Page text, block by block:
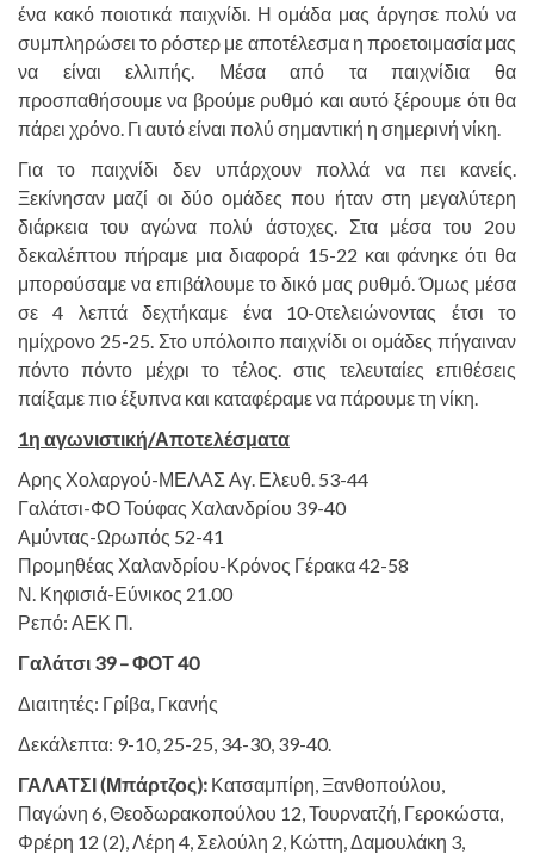
ένα κακό ποιοτικά παιχνίδι. Η ομάδα μας άργησε πολύ να
συμπληρώσει το ρόστερ με αποτέλεσμα η προετοιμασία μας
να είναι ελλιπής. Μέσα από τα παιχνίδια θα
προσπαθήσουμε να βρούμε ρυθμό και αυτό ξέρουμε ότι θα
πάρει χρόνο. Γι αυτό είναι πολύ σημαντική η σημερινή νίκη.
Για το παιχνίδι δεν υπάρχουν πολλά να πει κανείς.
Ξεκίνησαν μαζί οι δύο ομάδες που ήταν στη μεγαλύτερη
διάρκεια του αγώνα πολύ άστοχες. Στα μέσα του 2ου
δεκαλέπτου πήραμε μια διαφορά 15-22 και φάνηκε ότι θα
μπορούσαμε να επιβάλουμε το δικό μας ρυθμό. Όμως μέσα
σε 4 λεπτά δεχτήκαμε ένα 10-0τελειώνοντας έτσι το
ημίχρονο 25-25. Στο υπόλοιπο παιχνίδι οι ομάδες πήγαιναν
πόντο πόντο μέχρι το τέλος. στις τελευταίες επιθέσεις
παίξαμε πιο έξυπνα και καταφέραμε να πάρουμε τη νίκη.
1η αγωνιστική/Αποτελέσματα
Αρης Χολαργού-ΜΕΛΑΣ Αγ. Ελευθ. 53-44
Γαλάτσι-ΦΟ Τούφας Χαλανδρίου 39-40
Αμύντας-Ωρωπός 52-41
Προμηθέας Χαλανδρίου-Κρόνος Γέρακα 42-58
Ν. Κηφισιά-Εύνικος 21.00
Ρεπό: ΑΕΚ Π.
Γαλάτσι 39 – ΦΟΤ 40
Διαιτητές: Γρίβα, Γκανής
Δεκάλεπτα: 9-10, 25-25, 34-30, 39-40.
ΓΑΛΑΤΣΙ (Μπάρτζος): Κατσαμπίρη, Ξανθοπούλου,
Παγώνη 6, Θεοδωρακοπούλου 12, Τουρνατζή, Γεροκώστα,
Φρέρη 12 (2), Λέρη 4, Σελούλη 2, Κώττη, Δαμουλάκη 3,